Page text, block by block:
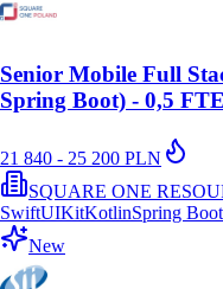
Senior Mobile Full
Spring Boot) - 0,5 FTE
21 840 - 25 200 PLN
SQUARE ONE
SwiftUIKitKotlinSpring Boot
New